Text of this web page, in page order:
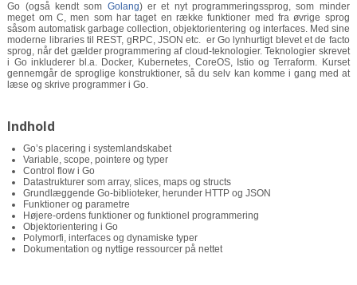
Go (også kendt som Golang) er et nyt programmeringssprog, som minder
meget om C, men som har taget en række funktioner med fra øvrige sprog
såsom automatisk garbage collection, objektorientering og interfaces. Med sine
moderne libraries til REST, gRPC, JSON etc. er Go lynhurtigt blevet et de facto
sprog, når det gælder programmering af cloud-teknologier. Teknologier skrevet
i Go inkluderer bl.a. Docker, Kubernetes, CoreOS, Istio og Terraform. Kurset
gennemgår de sproglige konstruktioner, så du selv kan komme i gang med at
læse og skrive programmer i Go.
Indhold
Go’s placering i systemlandskabet
Variable, scope, pointere og typer
Control flow i Go
Datastrukturer som array, slices, maps og structs
Grundlæggende Go-biblioteker, herunder HTTP og JSON
Funktioner og parametre
Højere-ordens funktioner og funktionel programmering
Objektorientering i Go
Polymorfi, interfaces og dynamiske typer
Dokumentation og nyttige ressourcer på nettet